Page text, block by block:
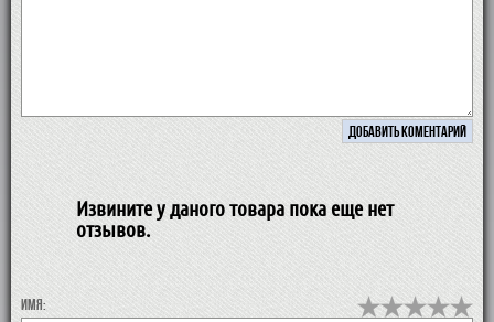
Извините у даного товара пока еще нет
отзывов.
Имя: